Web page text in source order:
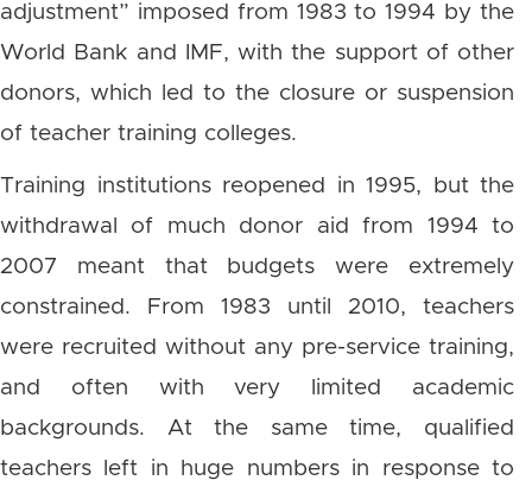
adjustment” imposed from 1983 to 1994 by the
World Bank and IMF, with the support of other
donors, which led to the closure or suspension
of teacher training colleges.
Training institutions reopened in 1995, but the
withdrawal of much donor aid from 1994 to
2007 meant that budgets were extremely
constrained. From 1983 until 2010, teachers
were recruited without any pre-service training,
and often with very limited academic
backgrounds. At the same time, qualified
teachers left in huge numbers in response to